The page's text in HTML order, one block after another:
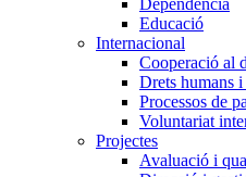
Dependència
Educació
Internacional
Cooperació al
Drets humans
Processos de
Voluntariat
Projectes
Avaluació i